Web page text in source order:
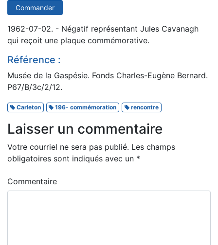
Commander
1962-07-02. - Négatif représentant Jules Cavanagh
qui reçoit une plaque commémorative.
Référence :
Musée de la Gaspésie. Fonds Charles-Eugène Bernard.
P67/B/3c/2/12.
Carleton 196- commémoration rencontre
Laisser un commentaire
Votre courriel ne sera pas publié. Les champs
obligatoires sont indiqués avec un *
Commentaire